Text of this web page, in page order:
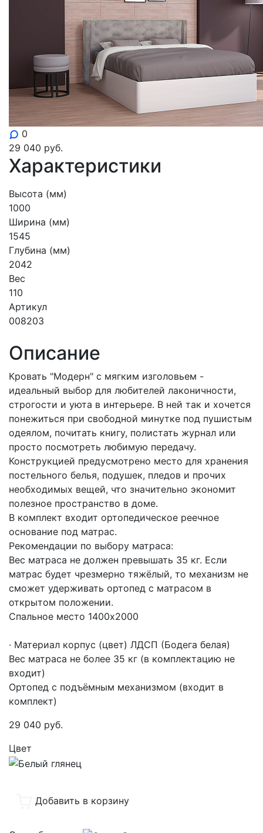
0
29 040 руб.
Характеристики
Высота (мм)
1000
Ширина (мм)
1545
Глубина (мм)
2042
Вес
110
Артикул
008203
Описание
Кровать "Модерн" с мягким изголовьем -
идеальный выбор для любителей лаконичности,
строгости и уюта в интерьере. В ней так и хочется
понежиться при свободной минутке под пушистым
одеялом, почитать книгу, полистать журнал или
просто посмотреть любимую передачу.
Конструкцией предусмотрено место для хранения
постельного белья, подушек, пледов и прочих
необходимых вещей, что значительно экономит
полезное пространство в доме.
В комплект входит ортопедическое реечное
основание под матрас.
Рекомендации по выбору матраса:
Вес матраса не должен превышать 35 кг. Если
матрас будет чрезмерно тяжёлый, то механизм не
сможет удерживать ортопед с матрасом в
открытом положении.
Спальное место 1400х2000
· Материал корпус (цвет) ЛДСП (Бодега белая)
Вес матраса не более 35 кг (в комплектацию не
входит)
Ортопед с подъёмным механизмом (входит в
комплект)
29 040 руб.
Цвет
Добавить в корзину